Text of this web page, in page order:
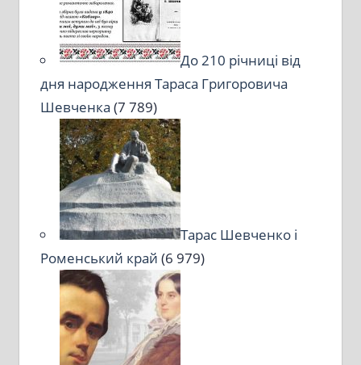
До 210 річниці від
дня народження Тараса Григоровича
Шевченка (7 789)
Тарас Шевченко і
Роменський край (6 979)